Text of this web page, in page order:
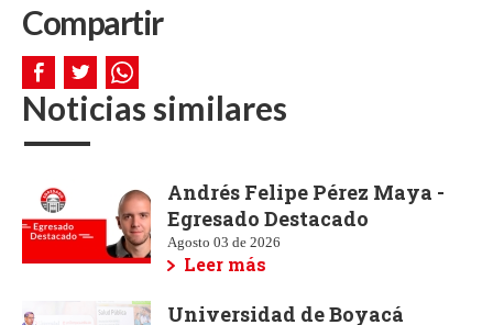
Compartir
Noticias similares
Andrés Felipe Pérez Maya -
Egresado Destacado
Agosto 03 de 2026
Leer más
Universidad de Boyacá